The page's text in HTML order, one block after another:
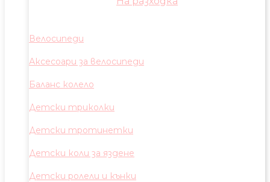
Велосипеди
Аксесоари за велосипеди
Баланс колело
Детски триколки
Детски тротинетки
Детски коли за яздене
Детски ролели и кънки